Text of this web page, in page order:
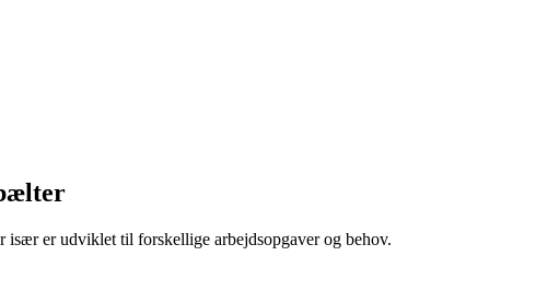
er udviklet til forskellige arbejdsopgaver og behov.